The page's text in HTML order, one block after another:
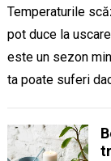
Temperaturile
pot duce la
este un sezon
ta poate suferi